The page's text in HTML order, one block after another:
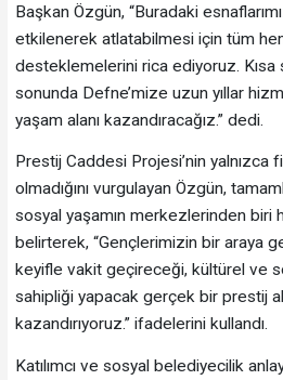
Başkan Özgün, “Buradaki
etkilenerek atlatabilmesi için tüm
desteklemelerini rica ediyoruz. Kısa
sonunda Defne’mize uzun yıllar
yaşam alanı kazandıracağız.” dedi.
Prestij Caddesi Projesi’nin yalnızca
olmadığını vurgulayan Özgün,
sosyal yaşamın merkezlerinden biri
belirterek, “Gençlerimizin bir araya
keyifle vakit geçireceği, kültürel ve
sahipliği yapacak gerçek bir prestij
kazandırıyoruz.” ifadelerini kullandı.
Katılımcı ve sosyal belediyecilik